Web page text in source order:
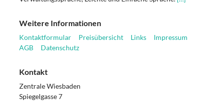
Weitere Informationen
Kontaktformular Preisübersicht Links
Impressum
AGB
Datenschutz
Kontakt
Zentrale Wiesbaden
Spiegelgasse 7